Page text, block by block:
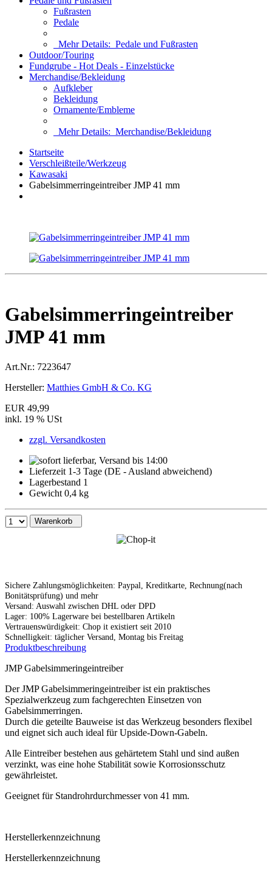
Fußrasten
Pedale
Mehr Details: Pedale und Fußrasten
Outdoor/Touring
Fundgrube - Hot Deals - Einzelstücke
Merchandise/Bekleidung
Aufkleber
Bekleidung
Ornamente/Embleme
Mehr Details: Merchandise/Bekleidung
Startseite
Verschleißteile/Werkzeug
Kawasaki
Gabelsimmerringeintreiber JMP 41 mm
Gabelsimmerringeintreiber
JMP 41 mm
Art.Nr.: 7223647
Hersteller: Matthies GmbH & Co. KG
EUR 49,99
inkl. 19 % USt
zzgl. Versandkosten
Lieferzeit 1-3 Tage (DE - Ausland abweichend)
Lagerbestand 1
Gewicht 0,4 kg
Warenkorb
Sichere Zahlungsmöglichkeiten: Paypal, Kreditkarte, Rechnung(nach
Bonitätsprüfung) und mehr
Versand: Auswahl zwischen DHL oder DPD
Lager: 100% Lagerware bei bestellbaren Artikeln
Vertrauenswürdigkeit: Chop it existiert seit 2010
Schnelligkeit: täglicher Versand, Montag bis Freitag
Produktbeschreibung
JMP Gabelsimmeringeintreiber
Der JMP Gabelsimmeringeintreiber ist ein praktisches
Spezialwerkzeug zum fachgerechten Einsetzen von
Gabelsimmerringen.
Durch die geteilte Bauweise ist das Werkzeug besonders flexibel
und eignet sich auch ideal für Upside-Down-Gabeln.
Alle Eintreiber bestehen aus gehärtetem Stahl und sind außen
verzinkt, was eine hohe Stabilität sowie Korrosionsschutz
gewährleistet.
Geeignet für Standrohrdurchmesser von 41 mm.
Herstellerkennzeichnung
Herstellerkennzeichnung